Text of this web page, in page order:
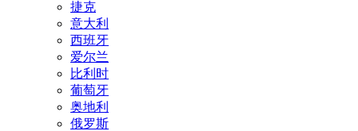
捷克
意大利
西班牙
爱尔兰
比利时
葡萄牙
奥地利
俄罗斯